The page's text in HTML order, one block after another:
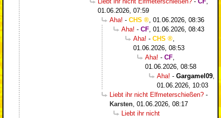
01.06.2026, 07:59
Aha! - CHS
01.06.2026, 08:36
Aha! - CF 01.06.2026, 08:43
Aha! - CHS
01.06.2026, 08:53
Aha! - CF
01.06.2026, 08:58
Aha! - Gargamel09
01.06.2026, 10:03
Liebt ihr nicht Elfmeterschießen? -
Karsten 01.06.2026, 08:17
Liebt ihr nicht